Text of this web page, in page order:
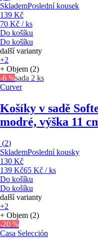
SklademPoslední kousek
139 Kč
70 Kč / ks
Do košíku
Do košíku
další varianty
+2
+ Objem (2)
-6 %sada 2 ks
Curver
Košíky v sadě
modré, výška 11
(2)
SklademPoslední kousky
130 Kč
139 Kč65 Kč / ks
Do košíku
Do košíku
další varianty
+2
+ Objem (2)
-20 %
Casa Selección